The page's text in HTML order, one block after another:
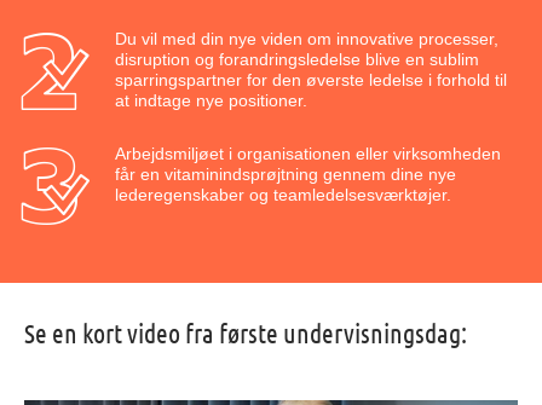
Du vil med din nye viden om innovative processer,
disruption og forandringsledelse blive en sublim
sparringspartner for den øverste ledelse i forhold til
at indtage nye positioner.
Arbejdsmiljøet i organisationen eller virksomheden
får en vitaminindsprøjtning gennem dine nye
lederegenskaber og teamledelsesværktøjer.
Se en kort video fra første undervisningsdag: